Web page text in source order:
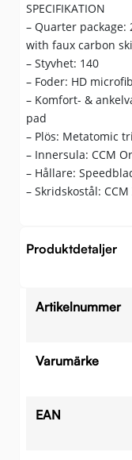
SPECIFIKATION
– Quarter
with faux carbon
– Styvhet: 140
– Foder: HD
– Komfort- &
pad
– Plös: Metatomic
– Innersula: CCM
– Hållare:
– Skridskostål: CCM
Produktdetaljer
Artikelnummer
Varumärke
EAN